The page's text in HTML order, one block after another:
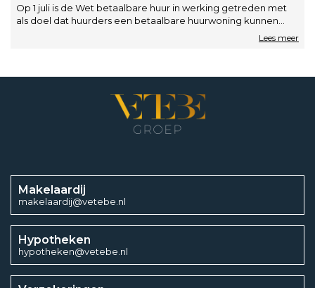
Op 1 juli is de Wet betaalbare huur in werking getreden met
als doel dat huurders een betaalbare huurwoning kunnen…
Makelaardij
makelaardij@vetebe.nl
Hypotheken
hypotheken@vetebe.nl